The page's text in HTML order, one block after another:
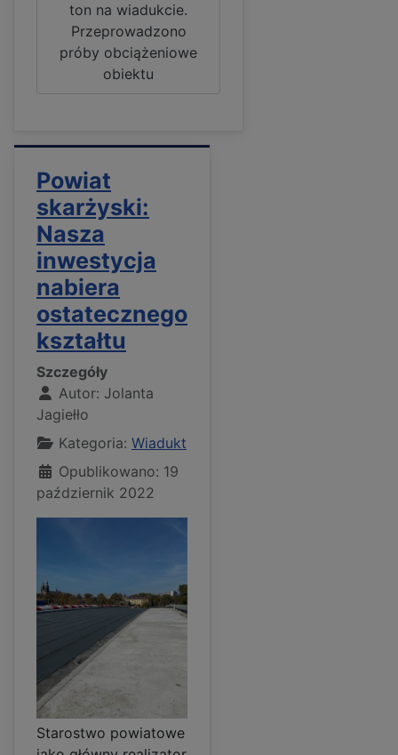
ton na wiadukcie.
Przeprowadzono
próby obciążeniowe
obiektu
Powiat
skarżyski:
Nasza
inwestycja
nabiera
ostatecznego
kształtu
Szczegóły
Autor: Jolanta
Jagiełło
Kategoria: Wiadukt
Opublikowano: 19
październik 2022
Starostwo powiatowe